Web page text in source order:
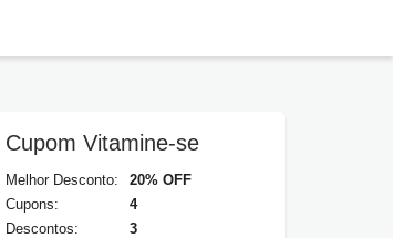
código promocional Vitamine-se
Cupom Vitamine-se
Melhor Desconto:
20% OFF
Cupons:
4
Descontos:
3